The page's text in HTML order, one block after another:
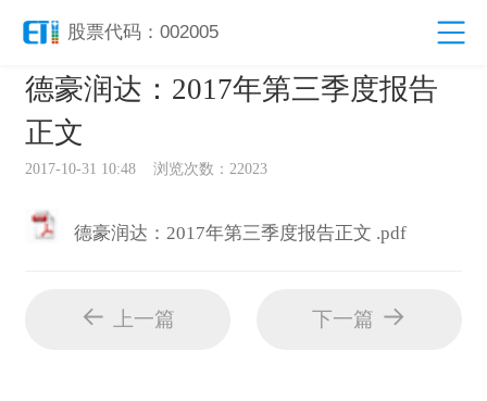
股票代码：002005
德豪润达：2017年第三季度报告
正文
2017-10-31 10:48 浏览次数：22023
德豪润达：2017年第三季度报告正文 .pdf
上一篇 下一篇